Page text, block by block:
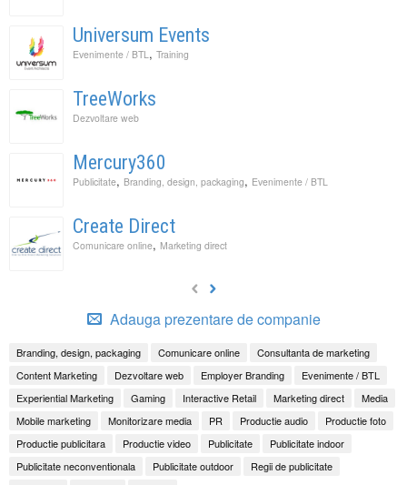
Universum Events
Evenimente / BTL, Training
TreeWorks
Dezvoltare web
Mercury360
Publicitate, Branding, design, packaging, Evenimente / BTL
Create Direct
Comunicare online, Marketing direct
Adauga prezentare de companie
Branding, design, packaging Comunicare online
Consultanta de marketing
Content Marketing
Dezvoltare web Employer Branding
Evenimente / BTL
Experiential Marketing
Gaming Interactive Retail Marketing direct
Media
Mobile marketing
Monitorizare media PR Productie audio
Productie foto
Productie publicitara
Productie video Publicitate
Publicitate indoor
Publicitate neconventionala
Publicitate outdoor
Regii de publicitate